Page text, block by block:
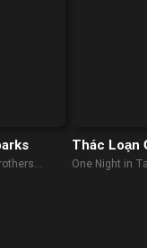
Thác Loạn
Bắc
One Night in